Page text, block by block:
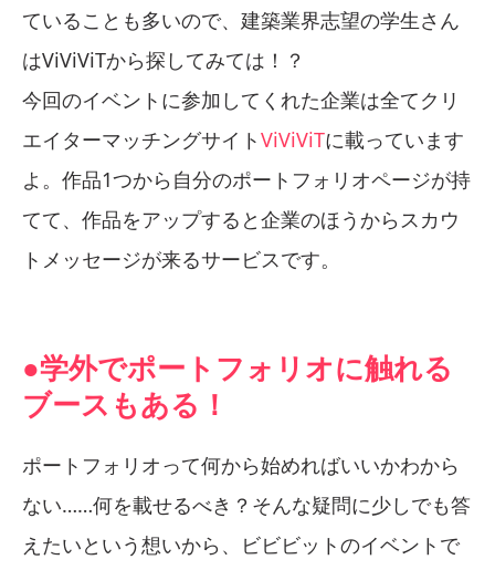
ていることも多いので、建築業界志望の学生さん
はViViViTから探してみては！？
今回のイベントに参加してくれた企業は全てクリ
エイターマッチングサイトViViViTに載っています
よ。作品1つから自分のポートフォリオページが持
てて、作品をアップすると企業のほうからスカウ
トメッセージが来るサービスです。
●学外でポートフォリオに触れる
ブースもある！
ポートフォリオって何から始めればいいかわから
ない……何を載せるべき？そんな疑問に少しでも答
えたいという想いから、ビビビットのイベントで